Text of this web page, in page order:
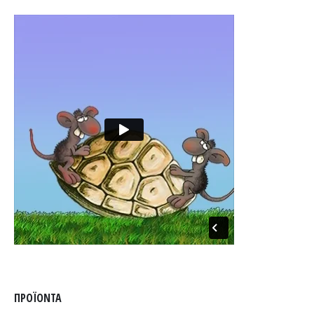
ΠΡΟΪΌΝΤΑ